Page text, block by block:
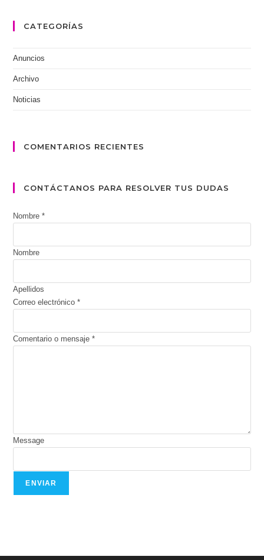
CATEGORÍAS
Anuncios
Archivo
Noticias
COMENTARIOS RECIENTES
CONTÁCTANOS PARA RESOLVER TUS DUDAS
Nombre*
Nombre
Apellidos
Correo electrónico*
Comentario o mensaje*
Message
ENVIAR